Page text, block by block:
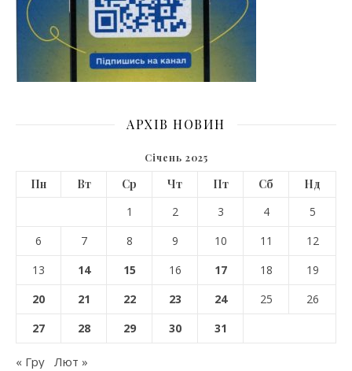
АРХІВ НОВИН
Січень 2025
Пн Вт Ср Чт Пт Сб
Нд
1
2 3 4
5
6
7 8 9 10 11
12
13
14 15 16 17 18
19
20
21 22 23 24 25
26
27
28 29 30 31
« Гру Лют »